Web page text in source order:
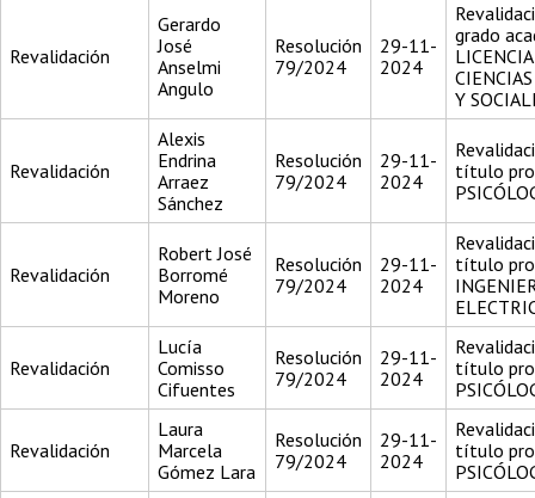
Revalidación
Gerardo
José
Anselmi
Angulo
Resolución
79/2024
29-11-
2024
grado
Y
Revalidación
Alexis
Endrina
Arraez
Sánchez
Resolución
79/2024
29-11-
2024
título
Revalidación
Robert José
Borromé
Moreno
Resolución
79/2024
29-11-
2024
título
Revalidación
Lucía
Comisso
Cifuentes
Resolución
79/2024
29-11-
2024
título
Revalidación
Laura
Marcela
Gómez Lara
Resolución
79/2024
29-11-
2024
título